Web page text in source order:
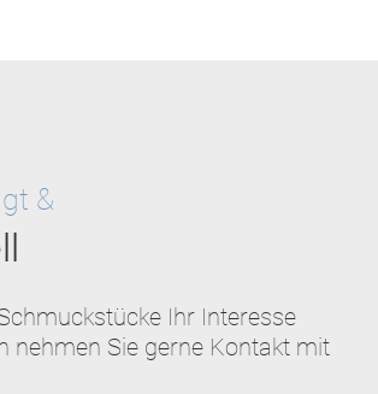
&
Ihr Interesse
nehmen Sie gerne Kontakt mit